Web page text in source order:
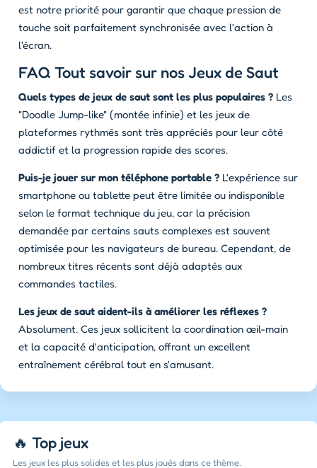
est notre priorité pour garantir que chaque pression de
touche soit parfaitement synchronisée avec l'action à
l'écran.
FAQ Tout savoir sur nos Jeux de Saut
Quels types de jeux de saut sont les plus populaires ? Les
"Doodle Jump-like" (montée infinie) et les jeux de
plateformes rythmés sont très appréciés pour leur côté
addictif et la progression rapide des scores.
Puis-je jouer sur mon téléphone portable ? L'expérience sur
smartphone ou tablette peut être limitée ou indisponible
selon le format technique du jeu, car la précision
demandée par certains sauts complexes est souvent
optimisée pour les navigateurs de bureau. Cependant, de
nombreux titres récents sont déjà adaptés aux
commandes tactiles.
Les jeux de saut aident-ils à améliorer les réflexes ?
Absolument. Ces jeux sollicitent la coordination œil-main
et la capacité d'anticipation, offrant un excellent
entraînement cérébral tout en s'amusant.
🔥 Top jeux
Les jeux les plus solides et les plus joués dans ce thème.